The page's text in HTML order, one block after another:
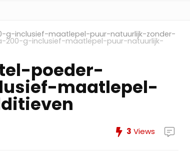
g-inclusief-maatlepel-puur-natuurlijk-zonder-
200-g-inclusief-maatlepel-puur-natuurlijk-
poeder-
maatlepel-
3 Views